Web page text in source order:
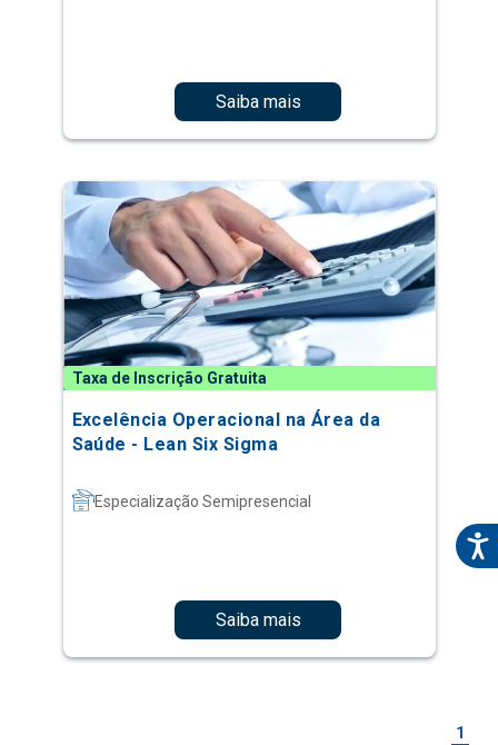
Saiba mais
Taxa de Inscrição Gratuita
Excelência Operacional na Área da
Saúde - Lean Six Sigma
Especialização Semipresencial
Saiba mais
1